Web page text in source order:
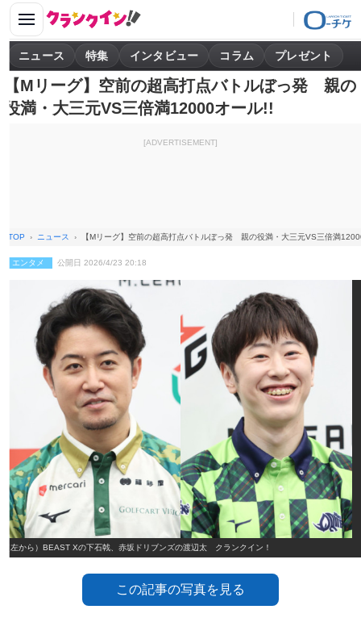
ニュース 特集 インタビュー コラム プレゼント
【Mリーグ】空前の超高打点バトルぼっ発 親の
役満・大三元VS三倍満12000オール!!
[ADVERTISEMENT]
TOP ニュース 【Mリーグ】空前の超高打点バトルぼっ発 親の役満・大三元VS三倍満
エンタメ 公開日 2026/4/23 20:18
（左から）BEAST Xの下石戟、赤坂ドリブンズの渡辺太 クランクイン！
この記事の写真を見る